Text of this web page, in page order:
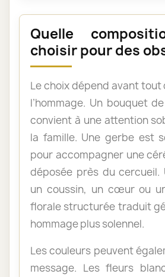
Quelle
choisir pour des
Le choix dépend avant tout
l’hommage. Un bouquet
convient à une attention
la famille. Une gerbe est
pour accompagner une
déposée près du cercueil.
un coussin, un cœur ou
florale structurée traduit
hommage plus solennel.
Les couleurs peuvent
message. Les fleurs